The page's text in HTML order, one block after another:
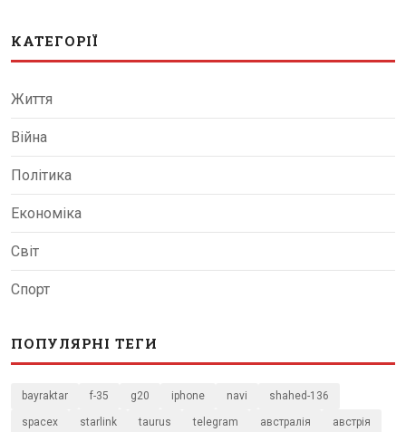
КАТЕГОРІЇ
Життя
Війна
Політика
Економіка
Світ
Спорт
ПОПУЛЯРНІ ТЕГИ
bayraktar f-35 g20 iphone navi shahed-136
spacex starlink taurus telegram австралія австрія